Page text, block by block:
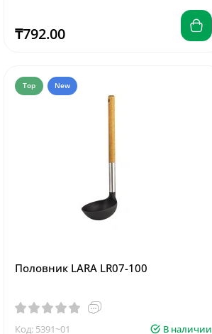
₸792.00
Top New
Половник LARA LR07-100
Код: 5391~01 В наличии